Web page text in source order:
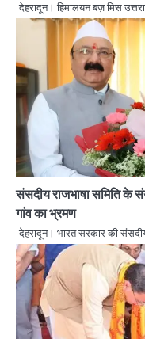
देहरादून। हिमालयन बज़ मिस
संसदीय राजभाषा समिति
गांव का भ्रमण
देहरादून। भारत सरकार की